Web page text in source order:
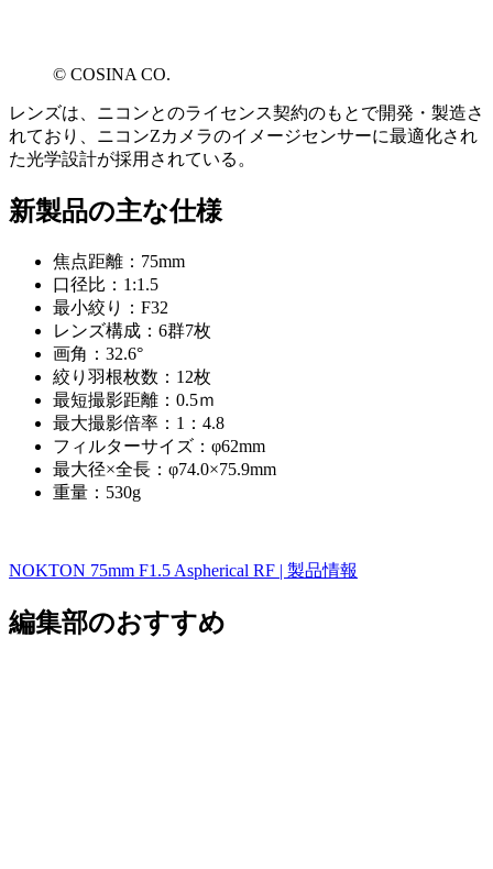
© COSINA CO.
レンズは、ニコンとのライセンス契約のもとで開発・製造さ
れており、ニコンZカメラのイメージセンサーに最適化され
た光学設計が採用されている。
新製品の主な仕様
焦点距離：75mm
口径比：1:1.5
最小絞り：F32
レンズ構成：6群7枚
画角：32.6°
絞り羽根枚数：12枚
最短撮影距離：0.5ｍ
最大撮影倍率：1：4.8
フィルターサイズ：φ62mm
最大径×全長：φ74.0×75.9mm
重量：530g
NOKTON 75mm F1.5 Aspherical RF | 製品情報
編集部のおすすめ